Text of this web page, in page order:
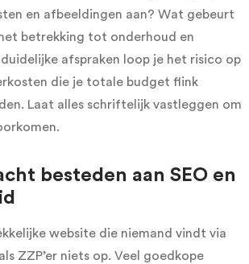
en afbeeldingen aan? Wat gebeurt
betrekking tot onderhoud en
afspraken loop je het risico op
die je totale budget flink
Laat alles schriftelijk vastleggen om
besteden aan SEO en
website die niemand vindt via
ZZP’er niets op. Veel goedkope